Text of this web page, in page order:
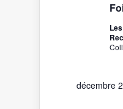
décembre